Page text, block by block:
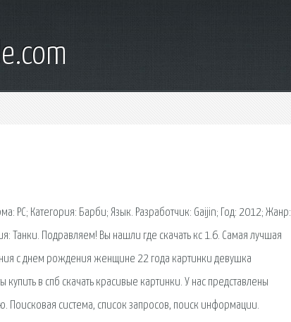
PC; Категория: Барби; Язык. Разработчик: Gaijin; Год: 2012; Жанр:
Танки. Подравляем! Вы нашли где скачать кс 1.6. Самая лучшая
с днем рождения женщине 22 года картинки девушка
в спб скачать красивые картинки. У нас представлены
Поисковая сиcтема, список запросов, поиск информации.